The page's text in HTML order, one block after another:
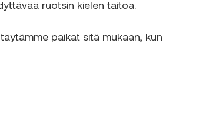
ruotsin kielen taitoa.
paikat sitä mukaan, kun